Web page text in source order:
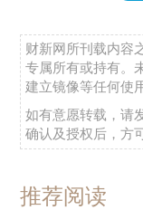
财新网所刊载内容
专属所有或持有。
建立镜像等任何使用
如有意愿转载，请
确认及授权后，方
推荐阅读